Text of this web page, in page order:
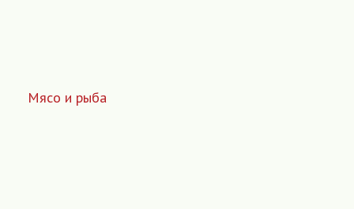
Мясо и рыба